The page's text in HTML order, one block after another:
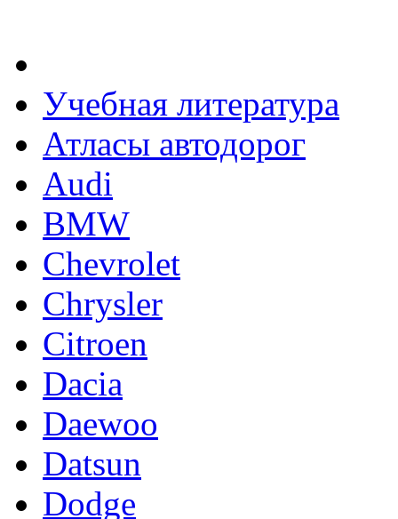
Учебная литература
Атласы автодорог
Audi
BMW
Chevrolet
Chrysler
Citroen
Dacia
Daewoo
Datsun
Dodge